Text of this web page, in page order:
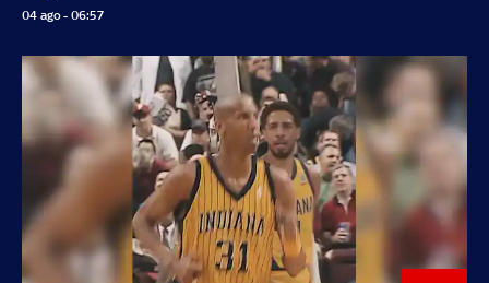
04 ago - 06:57